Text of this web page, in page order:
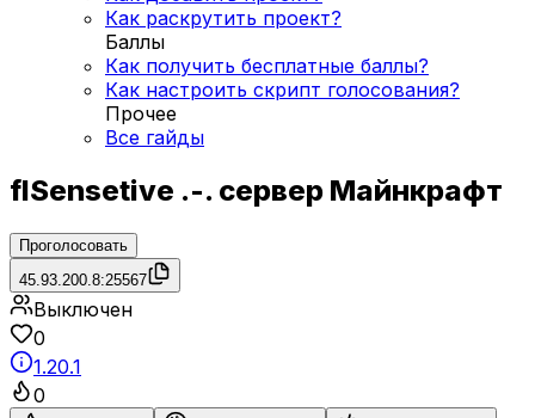
Как раскрутить проект?
Баллы
Как получить бесплатные баллы?
Как настроить скрипт голосования?
Прочее
Все гайды
flSensetive .-. сервер Майнкрафт
Проголосовать
45.93.200.8:25567
Выключен
0
1.20.1
0